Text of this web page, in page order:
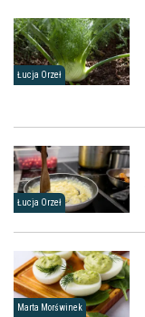
Łucja Orzeł
Łucja Orzeł
Marta Morświnek